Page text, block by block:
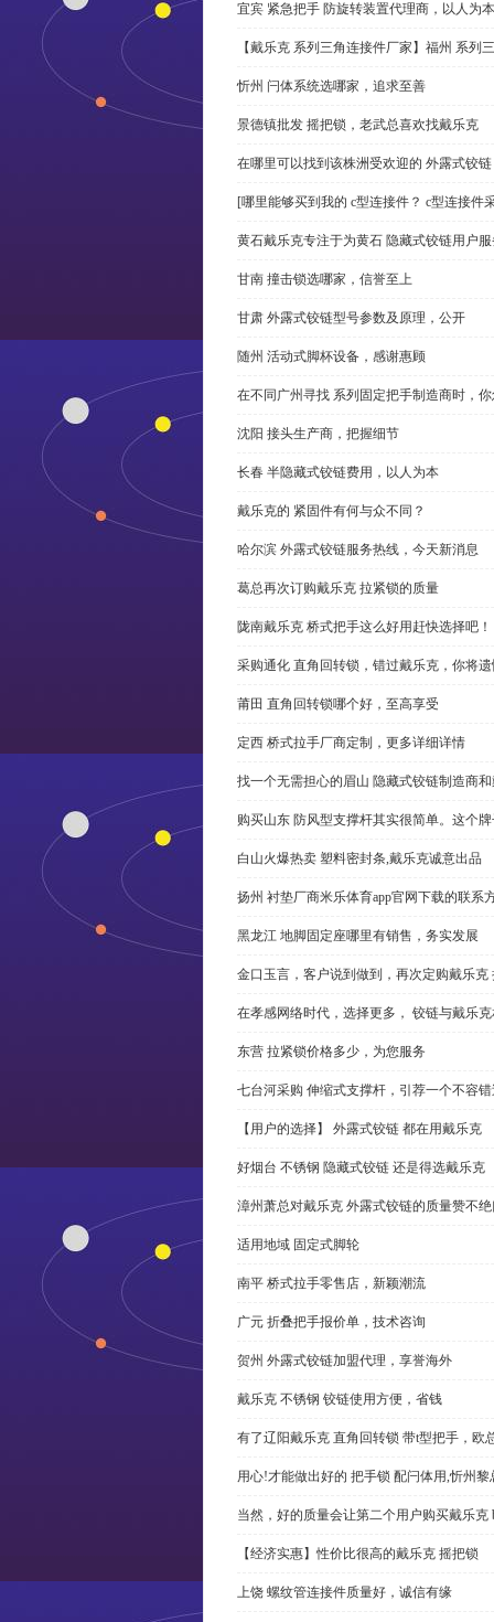
宜宾 紧急把手 防旋转装置代理商，以人为本
【戴乐克 系列三角连接件厂家】福州 系列
忻州 闩体系统选哪家，追求至善
景德镇批发 摇把锁，老武总喜欢找戴乐克
在哪里可以找到该株洲受欢迎的 外露式铰
[哪里能够买到我的 c型连接件？ c型连接件
黄石戴乐克专注于为黄石 隐藏式铰链用户
甘南 撞击锁选哪家，信誉至上
甘肃 外露式铰链型号参数及原理，公开
随州 活动式脚杯设备，感谢惠顾
在不同广州寻找 系列固定把手制造商时，
沈阳 接头生产商，把握细节
长春 半隐藏式铰链费用，以人为本
戴乐克的 紧固件有何与众不同？
哈尔滨 外露式铰链服务热线，今天新消息
葛总再次订购戴乐克 拉紧锁的质量
陇南戴乐克 桥式把手这么好用赶快选择吧！
采购通化 直角回转锁，错过戴乐克，你将
莆田 直角回转锁哪个好，至高享受
定西 桥式拉手厂商定制，更多详细详情
找一个无需担心的眉山 隐藏式铰链制造商
购买山东 防风型支撑杆其实很简单。这个
白山火爆热卖 塑料密封条,戴乐克诚意出品
扬州 衬垫厂商米乐体育app官网下载的联系
黑龙江 地脚固定座哪里有销售，务实发展
金口玉言，客户说到做到，再次定购戴乐克
在孝感网络时代，选择更多， 铰链与戴乐
东营 拉紧锁价格多少，为您服务
七台河采购 伸缩式支撑杆，引荐一个不容
【用户的选择】 外露式铰链 都在用戴乐克
好烟台 不锈钢 隐藏式铰链 还是得选戴乐克
漳州萧总对戴乐克 外露式铰链的质量赞不
适用地域 固定式脚轮
南平 桥式拉手零售店，新颖潮流
广元 折叠把手报价单，技术咨询
贺州 外露式铰链加盟代理，享誉海外
戴乐克 不锈钢 铰链使用方便，省钱
有了辽阳戴乐克 直角回转锁 带t型把手，欧
用心!才能做出好的 把手锁 配闩体用,忻州黎
当然，好的质量会让第二个用户购买戴乐克
【经济实惠】性价比很高的戴乐克 摇把锁
上饶 螺纹管连接件质量好，诚信有缘